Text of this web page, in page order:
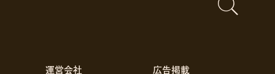
運営会社
広告掲載